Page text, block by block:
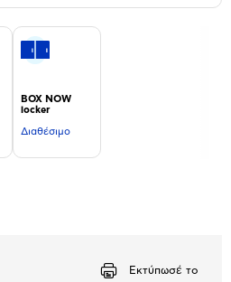
BOX NOW
locker
Διαθέσιμο
Εκτύπωσέ το